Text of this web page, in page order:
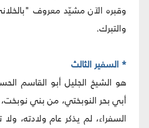
وقبره الآن مشيّد معروف
والتبرك.
* السفير الثالث
هو الشيخ الجليل أبو القاسم
أبي بحر النوبختي، من بني
السفراء، لم يذكر عام ولادته، ولا